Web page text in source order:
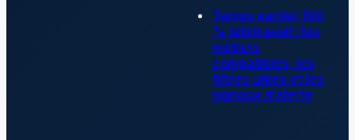
Temps partiel 100
% télétravail : les
métiers
compatibles, les
filtres utiles et les
signaux d’alerte